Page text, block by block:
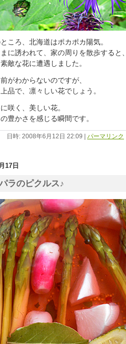
ころ、北海道はポカポカ陽気。
に誘われて、家の周りを散歩すると
敵な花に遭遇しました。
がわからないのですが、
品で、凛々しい花でしょう。
咲く、美しい花。
豊かさを感じる瞬間です。
日時: 2008年6月12日 22:09 | パーマリンク
17日
ラのピクルス♪